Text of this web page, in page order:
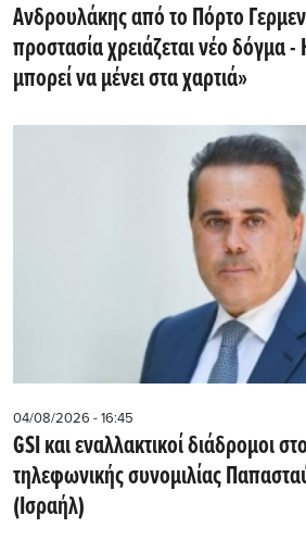
Ανδρουλάκης από το Πόρτο
προστασία χρειάζεται νέο δόγμα
μπορεί να μένει στα χαρτιά»
04/08/2026 - 16:45
GSI και εναλλακτικοί διάδρομοι
τηλεφωνικής συνομιλίας Παπασταύρου - Cohen
(Ισραήλ)